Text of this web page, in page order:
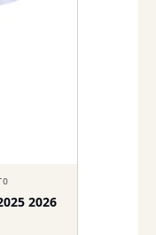
2026